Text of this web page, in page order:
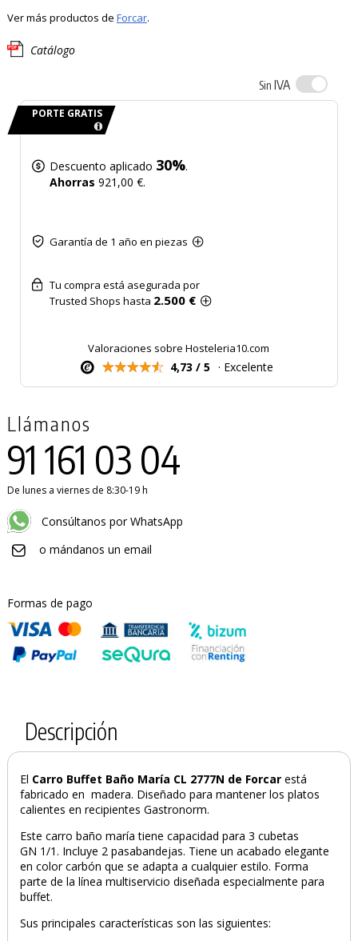
Ver más productos de Forcar.
Catálogo
Sin IVA
PORTE GRATIS
Descuento aplicado 30%.
Ahorras 921,00 €.
Garantía de 1 año en piezas
Tu compra está asegurada por
Trusted Shops hasta 2.500 €
Valoraciones sobre Hosteleria10.com
4,73 / 5 · Excelente
Llámanos
91 161 03 04
De lunes a viernes de 8:30-19 h
Consúltanos por WhatsApp
o mándanos un email
Formas de pago
Descripción
El Carro Buffet Baño María CL 2777N de Forcar está
fabricado en madera. Diseñado para mantener los platos
calientes en recipientes Gastronorm.
Este carro baño maría tiene capacidad para 3 cubetas
GN 1/1. Incluye 2 pasabandejas. Tiene un acabado elegante
en color carbón que se adapta a cualquier estilo. Forma
parte de la línea multiservicio diseñada especialmente para
buffet.
Sus principales características son las siguientes: